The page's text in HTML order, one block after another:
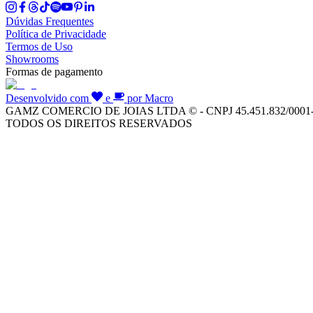
Dúvidas Frequentes
Política de Privacidade
Termos de Uso
Showrooms
Formas de pagamento
Desenvolvido com e
por Macro
GAMZ COMERCIO DE JOIAS LTDA © - CNPJ 45.451.832/
TODOS OS DIREITOS RESERVADOS